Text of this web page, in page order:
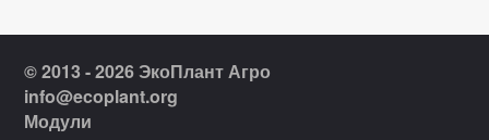
© 2013 - 2026 ЭкоПлант Агро
info@ecoplant.org
Модули